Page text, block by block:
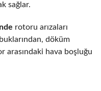
sağlar.
rotoru arızaları
döküm
arasındaki hava boşluğu